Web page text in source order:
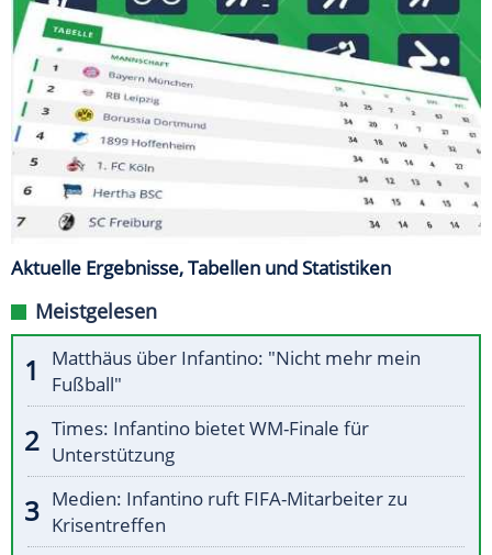
Aktuelle Ergebnisse, Tabellen und Statistiken
Meistgelesen
Matthäus über Infantino: "Nicht mehr mein
Fußball"
Times: Infantino bietet WM-Finale für
Unterstützung
Medien: Infantino ruft FIFA-Mitarbeiter zu
Krisentreffen